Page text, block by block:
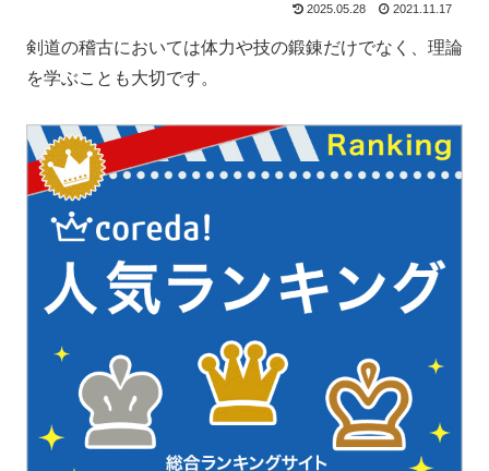
2025.05.28 2021.11.17
剣道の稽古においては体力や技の鍛錬だけでなく、理論
を学ぶことも大切です。